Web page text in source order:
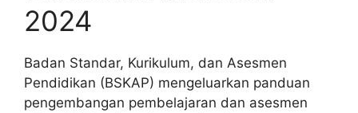
2024
Badan Standar, Kurikulum, dan Asesmen
Pendidikan (BSKAP) mengeluarkan panduan
pengembangan pembelajaran dan asesmen